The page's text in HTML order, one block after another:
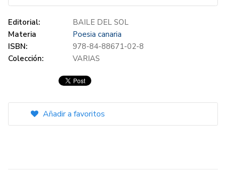
Editorial:
BAILE DEL SOL
Materia
Poesia canaria
ISBN:
978-84-88671-02-8
Colección:
VARIAS
Añadir a favoritos